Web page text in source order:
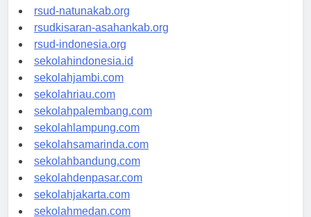
rsud-ntbprov.org
rsud-natunakab.org
rsudkisaran-asahankab.org
rsud-indonesia.org
sekolahindonesia.id
sekolahjambi.com
sekolahriau.com
sekolahpalembang.com
sekolahlampung.com
sekolahsamarinda.com
sekolahbandung.com
sekolahdenpasar.com
sekolahjakarta.com